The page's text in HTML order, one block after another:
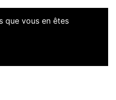
que vous en êtes